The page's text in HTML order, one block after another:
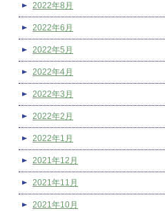
2022年8月
2022年6月
2022年5月
2022年4月
2022年3月
2022年2月
2022年1月
2021年12月
2021年11月
2021年10月